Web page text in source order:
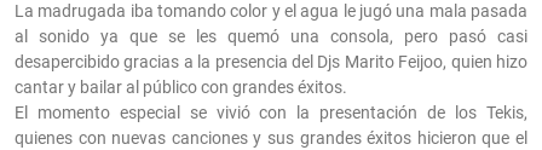
La madrugada iba tomando color y el agua le jugó una mala pasada
al sonido ya que se les quemó una consola, pero pasó casi
desapercibido gracias a la presencia del Djs Marito Feijoo, quien hizo
cantar y bailar al público con grandes éxitos.
El momento especial se vivió con la presentación de los Tekis,
quienes con nuevas canciones y sus grandes éxitos hicieron que el